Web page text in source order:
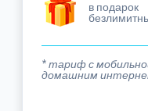
в подарок
* тариф с
домашним